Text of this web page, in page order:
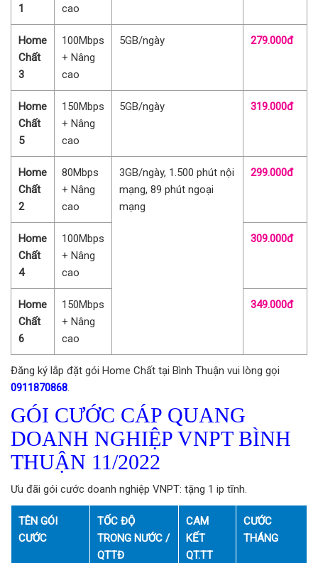
1
cao
Home
Chất
3
100Mbps
+ Nâng
cao
5GB/ngày 279.000đ
Home
Chất
5
150Mbps
+ Nâng
cao
5GB/ngày 319.000đ
Home
Chất
2
80Mbps
+ Nâng
cao
3GB/ngày, 1.500 phút nội
mạng, 89 phút ngoại
mạng
299.000đ
Home
Chất
4
100Mbps
+ Nâng
cao
309.000đ
Home
Chất
6
150Mbps
+ Nâng
cao
349.000đ
Đăng ký lắp đặt gói Home Chất tại Bình Thuận vui lòng gọi
0911870868.
GÓI CƯỚC CÁP QUANG
DOANH NGHIỆP VNPT BÌNH
THUẬN 11/2022
Ưu đãi gói cước doanh nghiệp VNPT: tặng 1 ip tĩnh.
TÊN GÓI
CƯỚC
TỐC ĐỘ
TRONG NƯỚC /
QTTĐ
CAM
KẾT
QT.TT
CƯỚC
THÁNG